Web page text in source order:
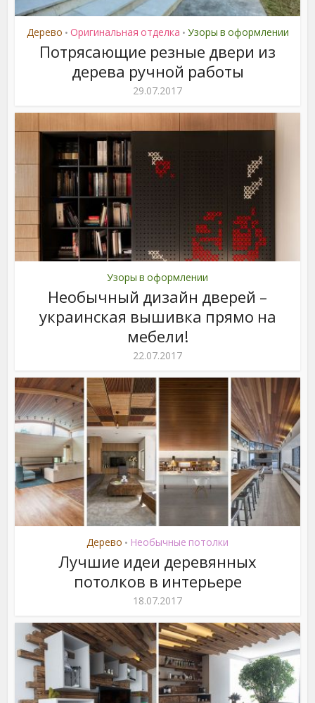
Дерево • Оригинальная отделка • Узоры в оформлении
Потрясающие резные двери из
дерева ручной работы
29.07.2017
Узоры в оформлении
Необычный дизайн дверей –
украинская вышивка прямо на
мебели!
22.07.2017
Дерево • Необычные потолки
Лучшие идеи деревянных
потолков в интерьере
18.07.2017